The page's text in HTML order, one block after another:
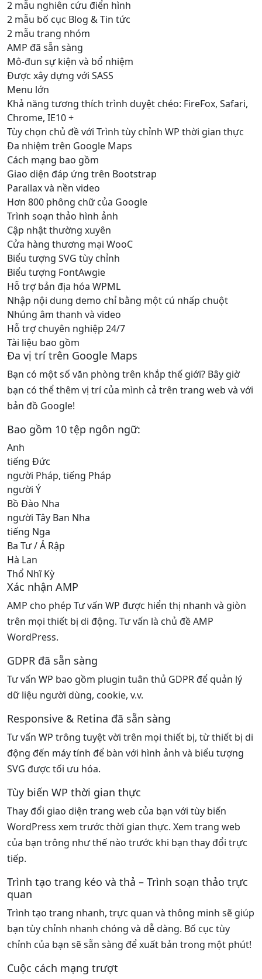
2 mẫu nghiên cứu điển hình
2 mẫu bố cục Blog & Tin tức
2 mẫu trang nhóm
AMP đã sẵn sàng
Mô-đun sự kiện và bổ nhiệm
Được xây dựng với SASS
Menu lớn
Khả năng tương thích trình duyệt chéo: FireFox, Safari,
Chrome, IE10 +
Tùy chọn chủ đề với Trình tùy chỉnh WP thời gian thực
Đa nhiệm trên Google Maps
Cách mạng bao gồm
Giao diện đáp ứng trên Bootstrap
Parallax và nền video
Hơn 800 phông chữ của Google
Trình soạn thảo hình ảnh
Cập nhật thường xuyên
Cửa hàng thương mại WooC
Biểu tượng SVG tùy chỉnh
Biểu tượng FontAwgie
Hỗ trợ bản địa hóa WPML
Nhập nội dung demo chỉ bằng một cú nhấp chuột
Nhúng âm thanh và video
Hỗ trợ chuyên nghiệp 24/7
Tài liệu bao gồm
Đa vị trí trên Google Maps
Bạn có một số văn phòng trên khắp thế giới? Bây giờ
bạn có thể thêm vị trí của mình cả trên trang web và với
bản đồ Google!
Bao gồm 10 tệp ngôn ngữ:
Anh
tiếng Đức
người Pháp, tiếng Pháp
người Ý
Bồ Đào Nha
người Tây Ban Nha
tiếng Nga
Ba Tư / Ả Rập
Hà Lan
Thổ Nhĩ Kỳ
Xác nhận AMP
AMP cho phép Tư vấn WP được hiển thị nhanh và giòn
trên mọi thiết bị di động. Tư vấn là chủ đề AMP
WordPress.
GDPR đã sẵn sàng
Tư vấn WP bao gồm plugin tuân thủ GDPR để quản lý
dữ liệu người dùng, cookie, v.v.
Responsive & Retina đã sẵn sàng
Tư vấn WP trông tuyệt vời trên mọi thiết bị, từ thiết bị di
động đến máy tính để bàn với hình ảnh và biểu tượng
SVG được tối ưu hóa.
Tùy biến WP thời gian thực
Thay đổi giao diện trang web của bạn với tùy biến
WordPress xem trước thời gian thực. Xem trang web
của bạn trông như thế nào trước khi bạn thay đổi trực
tiếp.
Trình tạo trang kéo và thả – Trình soạn thảo trực
quan
Trình tạo trang nhanh, trực quan và thông minh sẽ giúp
bạn tùy chỉnh nhanh chóng và dễ dàng. Bố cục tùy
chỉnh của bạn sẽ sẵn sàng để xuất bản trong một phút!
Cuộc cách mạng trượt